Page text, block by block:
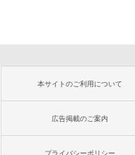
本サイトのご利用について
広告掲載のご案内
プライバシーポリシー